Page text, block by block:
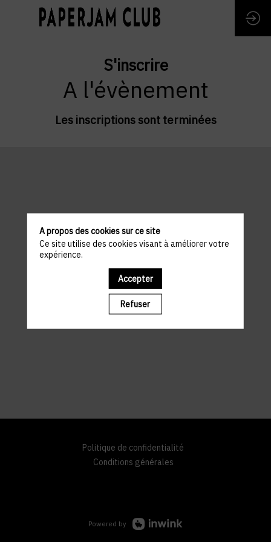
S'inscrire
A l'évènement
Les inscriptions sont terminées
Politique de confidentialité
Conditions générales
Powered by
A propos des cookies sur ce site
Ce site utilise des cookies visant à améliorer votre
expérience.
Accepter
Refuser